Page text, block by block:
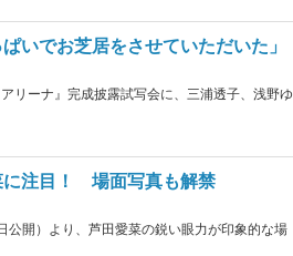
いでお芝居をさせていただいた」
リーナ』完成披露試写会に、三浦透子、浅野ゆ
に注目！ 場面写真も解禁
開）より、芦田愛菜の鋭い眼力が印象的な場